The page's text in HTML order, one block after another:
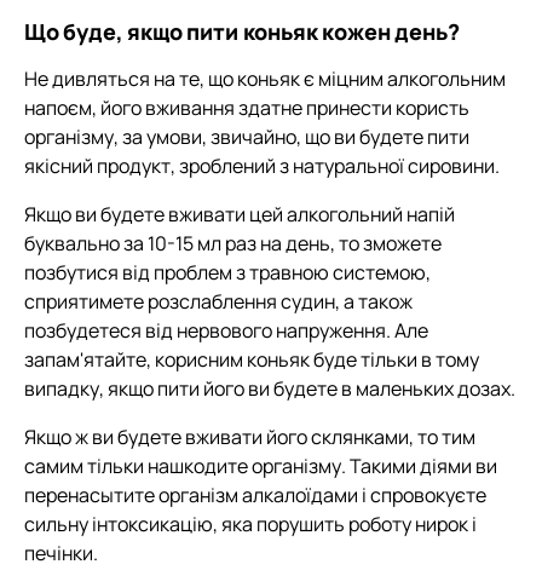
Що буде, якщо пити коньяк кожен день?
Не дивляться на те, що коньяк є міцним алкогольним
напоєм, його вживання здатне принести користь
організму, за умови, звичайно, що ви будете пити
якісний продукт, зроблений з натуральної сировини.
Якщо ви будете вживати цей алкогольний напій
буквально за 10-15 мл раз на день, то зможете
позбутися від проблем з травною системою,
сприятимете розслаблення судин, а також
позбудетеся від нервового напруження. Але
запам'ятайте, корисним коньяк буде тільки в тому
випадку, якщо пити його ви будете в маленьких дозах.
Якщо ж ви будете вживати його склянками, то тим
самим тільки нашкодите організму. Такими діями ви
перенасытите організм алкалоїдами і спровокуєте
сильну інтоксикацію, яка порушить роботу нирок і
печінки.